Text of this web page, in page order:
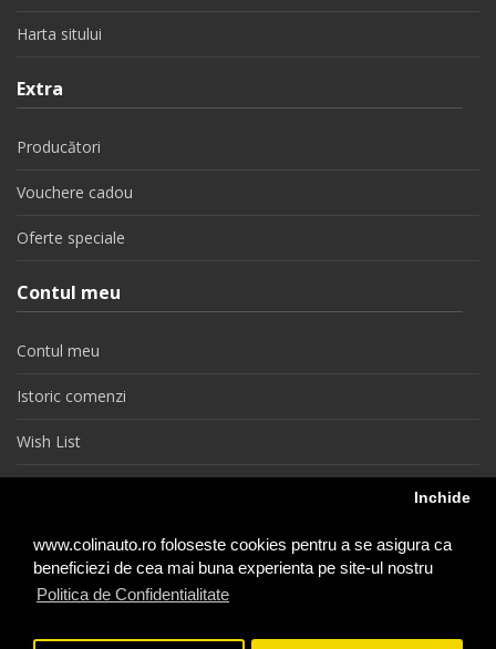
www.colinauto.ro foloseste cookies pentru a se asigura ca
beneficiezi de cea mai buna experienta pe site-ul nostru
Politica de Confidentialitate
Inchide
Harta sitului
Extra
Producători
Vouchere cadou
Oferte speciale
Contul meu
Contul meu
Istoric comenzi
Wish List